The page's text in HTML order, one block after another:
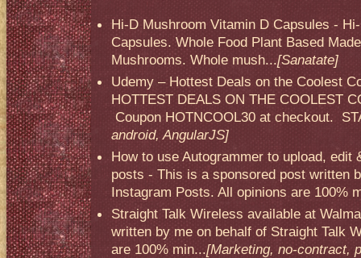
Hi-D Mushroom Vitamin D Capsules -
Capsules. Whole Food Plant Based
Mushrooms. Whole mush...[Sanatate]
Udemy – Hottest Deals on the Coolest
HOTTEST DEALS ON THE COOLEST
Coupon HOTNCOOL30 at checkout.
android, AngularJS]
How to use Autogrammer to upload, edit
posts - This is a sponsored post written
Instagram Posts. All opinions are 100%
Straight Talk Wireless available at
written by me on behalf of Straight Talk
are 100% min...[Marketing, no-contract,